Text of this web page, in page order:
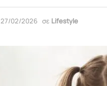
27/02/2026 σε Lifestyle